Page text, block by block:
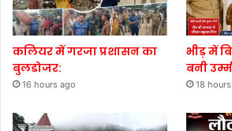
कलियर में गरजा प्रशासन का
बुलडोजर:
16 hours ago
भीड़ में
बनी
18